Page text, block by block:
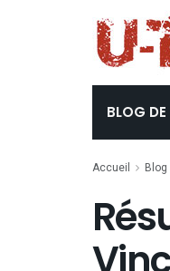
BLOG
Accueil Blog